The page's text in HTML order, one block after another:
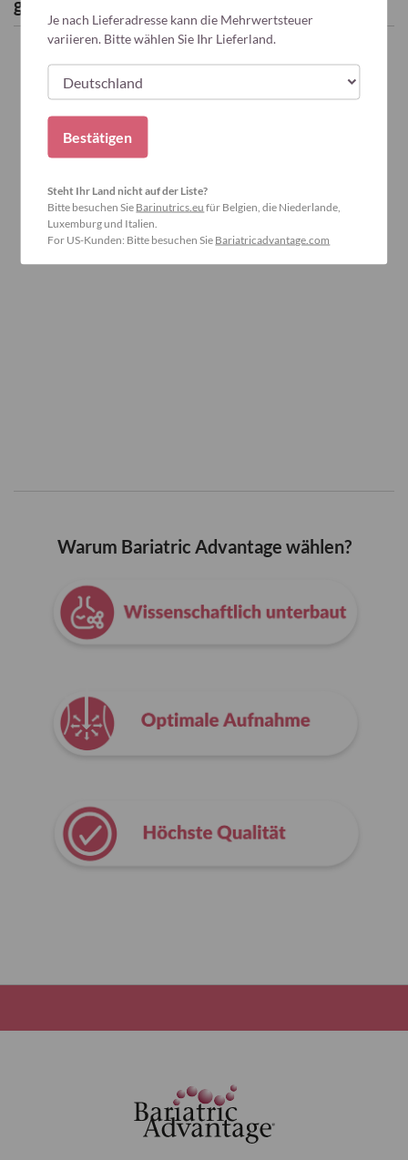
Warum Bariatric Advantage wählen?
Je nach Lieferadresse kann die Mehrwertsteuer
variieren. Bitte wählen Sie Ihr Lieferland.
Bestätigen
Steht Ihr Land nicht auf der Liste?
Bitte besuchen Sie Barinutrics.eu für Belgien, die Niederlande,
Luxemburg und Italien.
For US-Kunden: Bitte besuchen Sie Bariatricadvantage.com